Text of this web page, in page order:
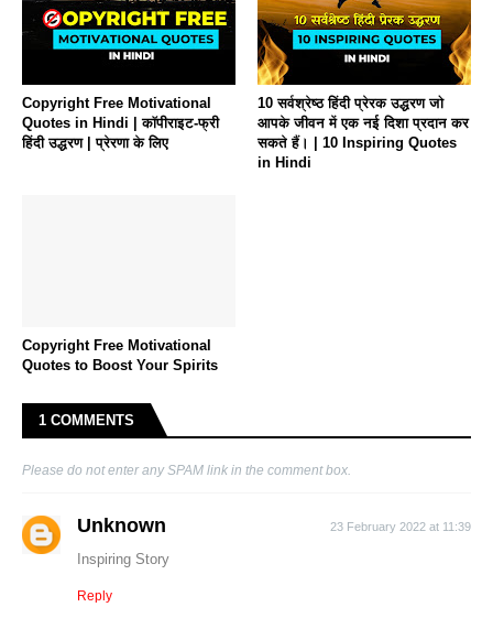
Copyright Free Motivational
Quotes in Hindi | कॉपीराइट-फ्री
हिंदी उद्धरण | प्रेरणा के लिए
10 सर्वश्रेष्ठ हिंदी प्रेरक उद्धरण जो
आपके जीवन में एक नई दिशा प्रदान कर
सकते हैं। | 10 Inspiring Quotes
in Hindi
Copyright Free Motivational
Quotes to Boost Your Spirits
1 COMMENTS
Please do not enter any SPAM link in the comment box.
Unknown 23 February 2022 at 11:39
Inspiring Story
Reply